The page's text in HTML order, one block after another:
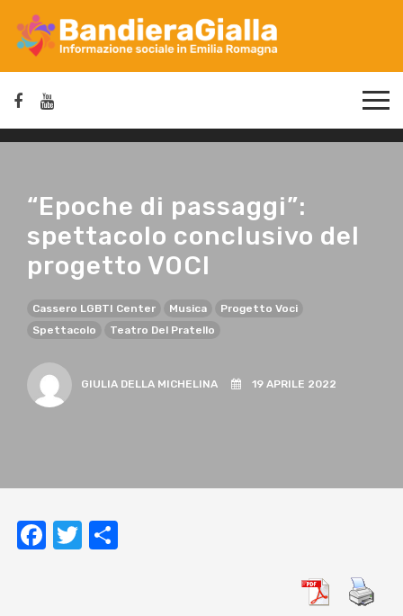
“Epoche di passaggi”:
spettacolo conclusivo del
progetto VOCI
Cassero LGBTI Center Musica
Progetto Voci
Spettacolo
Teatro Del Pratello
GIULIA DELLA MICHELINA 19 APRILE 2022
Facebook
Twitter